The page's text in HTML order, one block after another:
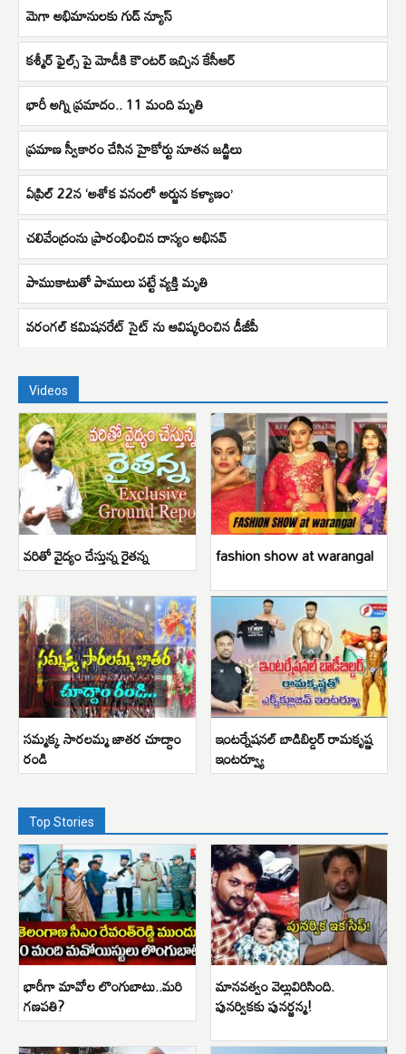
మెగా అభిమానులకు గుడ్ న్యూస్
కశ్మీర్ ఫైల్స్ పై మోడీకి కౌంటర్ ఇచ్చిన కేసీఆర్
భారీ అగ్ని ప్రమాదం.. 11 మంది మృతి
ప్రమాణ స్వీకారం చేసిన హైకోర్టు నూతన జడ్జిలు
ఏప్రిల్ 22న ‘అశోక వనంలో అర్జున కళ్యాణం’
చలివేంద్రంను ప్రారంభించిన దాస్యం అభినవ్
పాముకాటుతో పాములు పట్టే వ్యక్తి మృతి
వరంగల్ కమిషనరేట్ సైట్ ను ఆవిష్కరించిన డీజీపీ
Videos
వరితో వైద్యం చేస్తున్న రైతన్న fashion show at warangal
సమ్మక్క సారలమ్మ జాతర చూద్దాం
రండి
ఇంటర్నేషనల్ బాడిబిల్డర్ రామకృష్ణ
ఇంటర్వ్యూ
Top Stories
భారీగా మావోల లొంగుబాటు..మరి
గణపతి?
మానవత్వం వెల్లువిరిసింది.
పునర్వికకు పునర్జన్మ!